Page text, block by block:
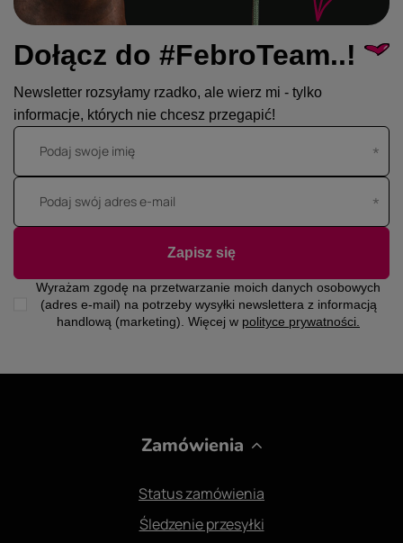
Dołącz do #FebroTeam..!
Newsletter rozsyłamy rzadko, ale wierz mi - tylko
informacje, których nie chcesz przegapić!
Podaj swoje imię
Podaj swój adres e-mail
Wyrażam zgodę na przetwarzanie moich danych osobowych
(adres e-mail) na potrzeby wysyłki newslettera z informacją
handlową (marketing). Więcej w polityce prywatności.
Zapisz się
Zamówienia
Status zamówienia
Śledzenie przesyłki